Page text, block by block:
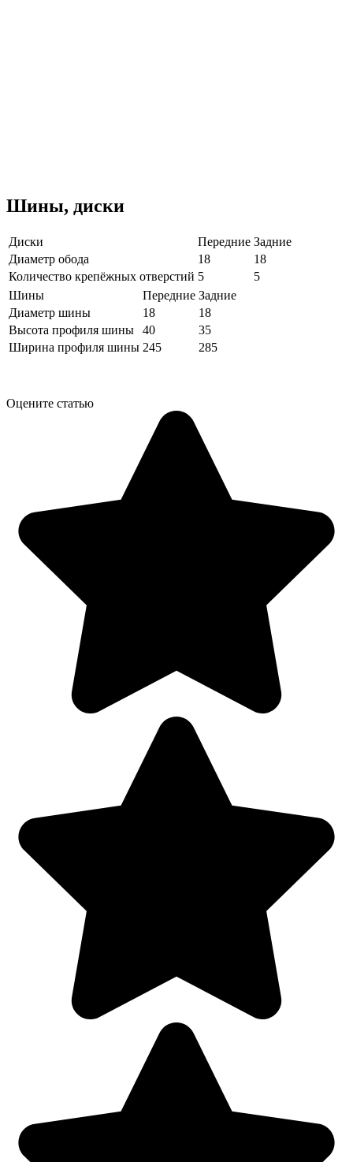
Шины, диски
Диски Передние Задние
Диаметр обода
18
18
Количество крепёжных отверстий 5
5
Шины
Передние Задние
Диаметр шины
18
18
Высота профиля шины
40
35
Ширина профиля шины 245 285
Оцените статью